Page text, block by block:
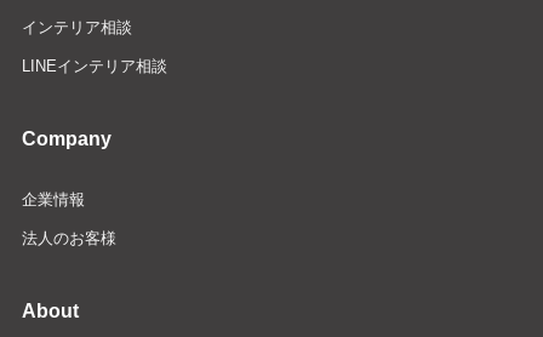
インテリア相談
LINEインテリア相談
Company
企業情報
法人のお客様
About